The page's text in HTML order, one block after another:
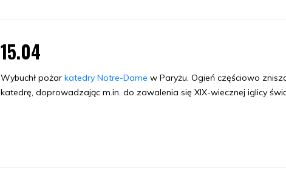
15.04
Wybuchł pożar katedry Notre-Dame w Paryżu. Ogień częściowo
katedrę, doprowadzając m.in. do zawalenia się XIX-wiecznej iglicy